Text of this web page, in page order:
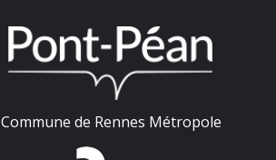
Commune de Rennes Métropole